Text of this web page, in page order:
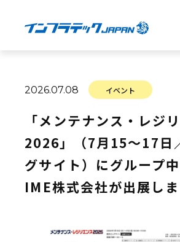
NEWS
COMPANY
2026.07.08 イベント
「メンテナンス・レジ
2026」（7月15～17日
グサイト）にグループ
IME株式会社が出展し